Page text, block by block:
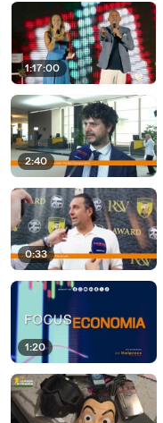
1:17:00
2:40
0:33
1:20